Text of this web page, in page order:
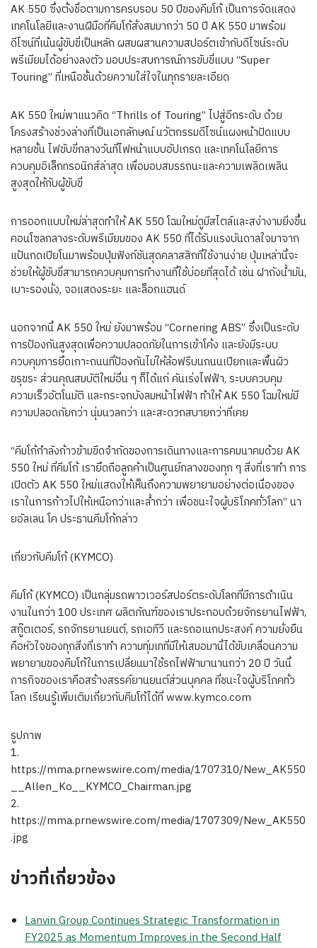
AK 550 ซึ่งตั้งชื่อตามการครบรอบ 50 ปีของคีมโก้ เป็นการจัดแสดง
เทคโนโลยีและงานฝีมือที่คีมโก้สั่งสมมากว่า 50 ปี AK 550 มาพร้อม
ดีไซน์ที่เน้นผู้ขับขี่เป็นหลัก ผสมผสานความสปอร์ตเข้ากับดีไซน์ระดับ
พรีเมียมได้อย่างลงตัว มอบประสบการณ์การขับขี่แบบ “Super
Touring” ที่เหนือชั้นด้วยความใส่ใจในทุกรายละเอียด
AK 550 ใหม่พาแนวคิด “Thrills of Touring” ไปสู่อีกระดับ ด้วย
โครงสร้างช่วงล่างที่เป็นเอกลักษณ์ นวัตกรรมดีไซน์แผงหน้าปัดแบบ
หลายชั้น ไฟขับขี่กลางวันที่ไฟหน้าแบบอัปเกรด และเทคโนโลยีการ
ควบคุมอิเล็กทรอนิกส์ล่าสุด เพื่อมอบสมรรถนะและความเพลิดเพลิน
สูงสุดให้กับผู้ขับขี่
การออกแบบใหม่ล่าสุดทำให้ AK 550 โฉมใหม่ดูมีสไตล์และสง่างามยิ่งขึ้น
คอนโซลกลางระดับพรีเมียมของ AK 550 ที่ได้รับแรงบันดาลใจมาจาก
แป้นกดเปียโนมาพร้อมปุ่มฟังก์ชันสุดคลาสสิกที่ใช้งานง่าย ปุ่มเหล่านี้จะ
ช่วยให้ผู้ขับขี่สามารถควบคุมการทำงานที่ใช้บ่อยที่สุดได้ เช่น ฝาถังน้ำมัน,
เบาะรองนั่ง, จอแสดงระยะ และล็อกแฮนด์
นอกจากนี้ AK 550 ใหม่ ยังมาพร้อม “Cornering ABS” ซึ่งเป็นระดับ
การป้องกันสูงสุดเพื่อความปลอดภัยในการเข้าโค้ง และยังมีระบบ
ควบคุมการยึดเกาะถนนที่ป้องกันไม่ให้ล้อฟรีบนถนนเปียกและพื้นผิว
ขรุขระ ส่วนคุณสมบัติใหม่อื่น ๆ ก็ได้แก่ คันเร่งไฟฟ้า, ระบบควบคุม
ความเร็วอัตโนมัติ และกระจกบังลมหน้าไฟฟ้า ทำให้ AK 550 โฉมใหม่มี
ความปลอดภัยกว่า นุ่มนวลกว่า และสะดวกสบายกว่าที่เคย
“คีมโก้กำลังก้าวข้ามขีดจำกัดของการเดินทางและการคมนาคมด้วย AK
550 ใหม่ ที่คีมโก้ เรายึดถือลูกค้าเป็นศูนย์กลางของทุก ๆ สิ่งที่เราทำ การ
เปิดตัว AK 550 ใหม่แสดงให้เห็นถึงความพยายามอย่างต่อเนื่องของ
เราในการก้าวไปให้เหนือกว่าและล้ำกว่า เพื่อชนะใจผู้บริโภคทั่วโลก” นา
ยอัลเลน โค ประธานคีมโก้กล่าว
เกี่ยวกับคีมโก้ (KYMCO)
คีมโก้ (KYMCO) เป็นกลุ่มรถพาวเวอร์สปอร์ตระดับโลกที่มีการดำเนิน
งานในกว่า 100 ประเทศ ผลิตภัณฑ์ของเราประกอบด้วยจักรยานไฟฟ้า,
สกู๊ตเตอร์, รถจักรยานยนต์, รถเอทีวี และรถอเนกประสงค์ ความยั่งยืน
คือหัวใจของทุกสิ่งที่เราทำ ความทุ่มเทที่มีให้เสมอมานี้ได้ขับเคลื่อนความ
พยายามของคีมโก้ในการเปลี่ยนมาใช้รถไฟฟ้ามานานกว่า 20 ปี วันนี้
ภารกิจของเราคือสร้างสรรค์ยานยนต์ส่วนบุคคล ที่ชนะใจผู้บริโภคทั่ว
โลก เรียนรู้เพิ่มเติมเกี่ยวกับคีมโก้ได้ที่ www.kymco.com
รูปภาพ
1.
https://mma.prnewswire.com/media/1707310/New_AK550
__Allen_Ko__KYMCO_Chairman.jpg
2.
https://mma.prnewswire.com/media/1707309/New_AK550
.jpg
ข่าวที่เกี่ยวข้อง
Lanvin Group Continues Strategic Transformation in
FY2025 as Momentum Improves in the Second Half